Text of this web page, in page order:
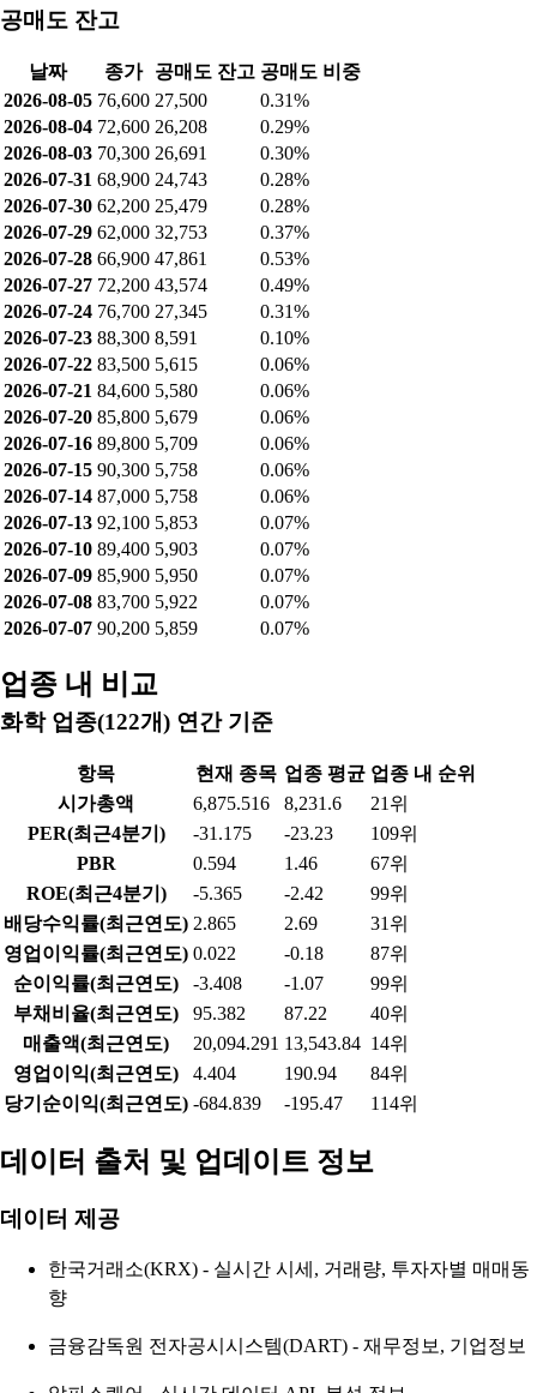
공매도 잔고
날짜 종가 공매도 잔고 공매도 비중
2026-08-05 76,600 27,500
0.31%
2026-08-04 72,600 26,208
0.29%
2026-08-03 70,300 26,691
0.30%
2026-07-31 68,900 24,743
0.28%
2026-07-30 62,200 25,479
0.28%
2026-07-29 62,000 32,753
0.37%
2026-07-28 66,900 47,861
0.53%
2026-07-27 72,200 43,574
0.49%
2026-07-24 76,700 27,345
0.31%
2026-07-23 88,300 8,591
0.10%
2026-07-22 83,500 5,615
0.06%
2026-07-21 84,600 5,580
0.06%
2026-07-20 85,800 5,679
0.06%
2026-07-16 89,800 5,709
0.06%
2026-07-15 90,300 5,758
0.06%
2026-07-14 87,000 5,758
0.06%
2026-07-13 92,100 5,853
0.07%
2026-07-10 89,400 5,903
0.07%
2026-07-09 85,900 5,950
0.07%
2026-07-08 83,700 5,922
0.07%
2026-07-07 90,200 5,859 0.07%
업종 내 비교
화학 업종(122개) 연간 기준
항목 현재 종목 업종 평균 업종 내 순위
시가총액
6,875.516 8,231.6
21위
PER(최근4분기)
-31.175 -23.23
109위
PBR
0.594 1.46
67위
ROE(최근4분기)
-5.365 -2.42
99위
배당수익률(최근연도) 2.865 2.69
31위
영업이익률(최근연도) 0.022 -0.18
87위
순이익률(최근연도)
-3.408 -1.07
99위
부채비율(최근연도)
95.382 87.22
40위
매출액(최근연도)
20,094.291 13,543.84 14위
영업이익(최근연도)
4.404 190.94
84위
당기순이익(최근연도) -684.839 -195.47 114위
데이터 출처 및 업데이트 정보
데이터 제공
한국거래소(KRX) - 실시간 시세, 거래량, 투자자별 매매동
향
금융감독원 전자공시시스템(DART) - 재무정보, 기업정보